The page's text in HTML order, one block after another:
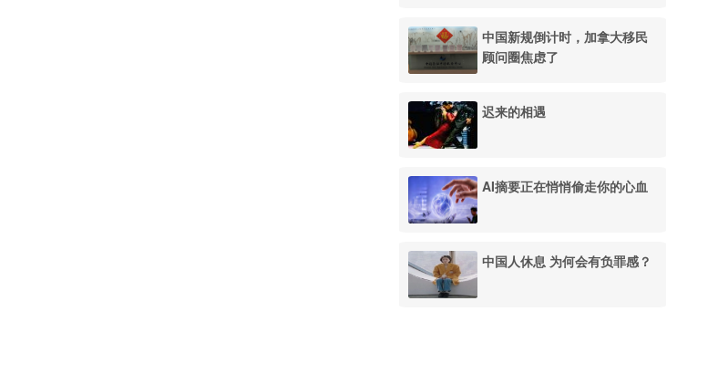
中国新规倒计时，加拿大移民
顾问圈焦虑了
迟来的相遇
AI摘要正在悄悄偷走你的心血
中国人休息 为何会有负罪感？